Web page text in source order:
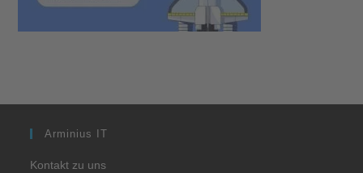
Arminius IT
Kontakt zu uns